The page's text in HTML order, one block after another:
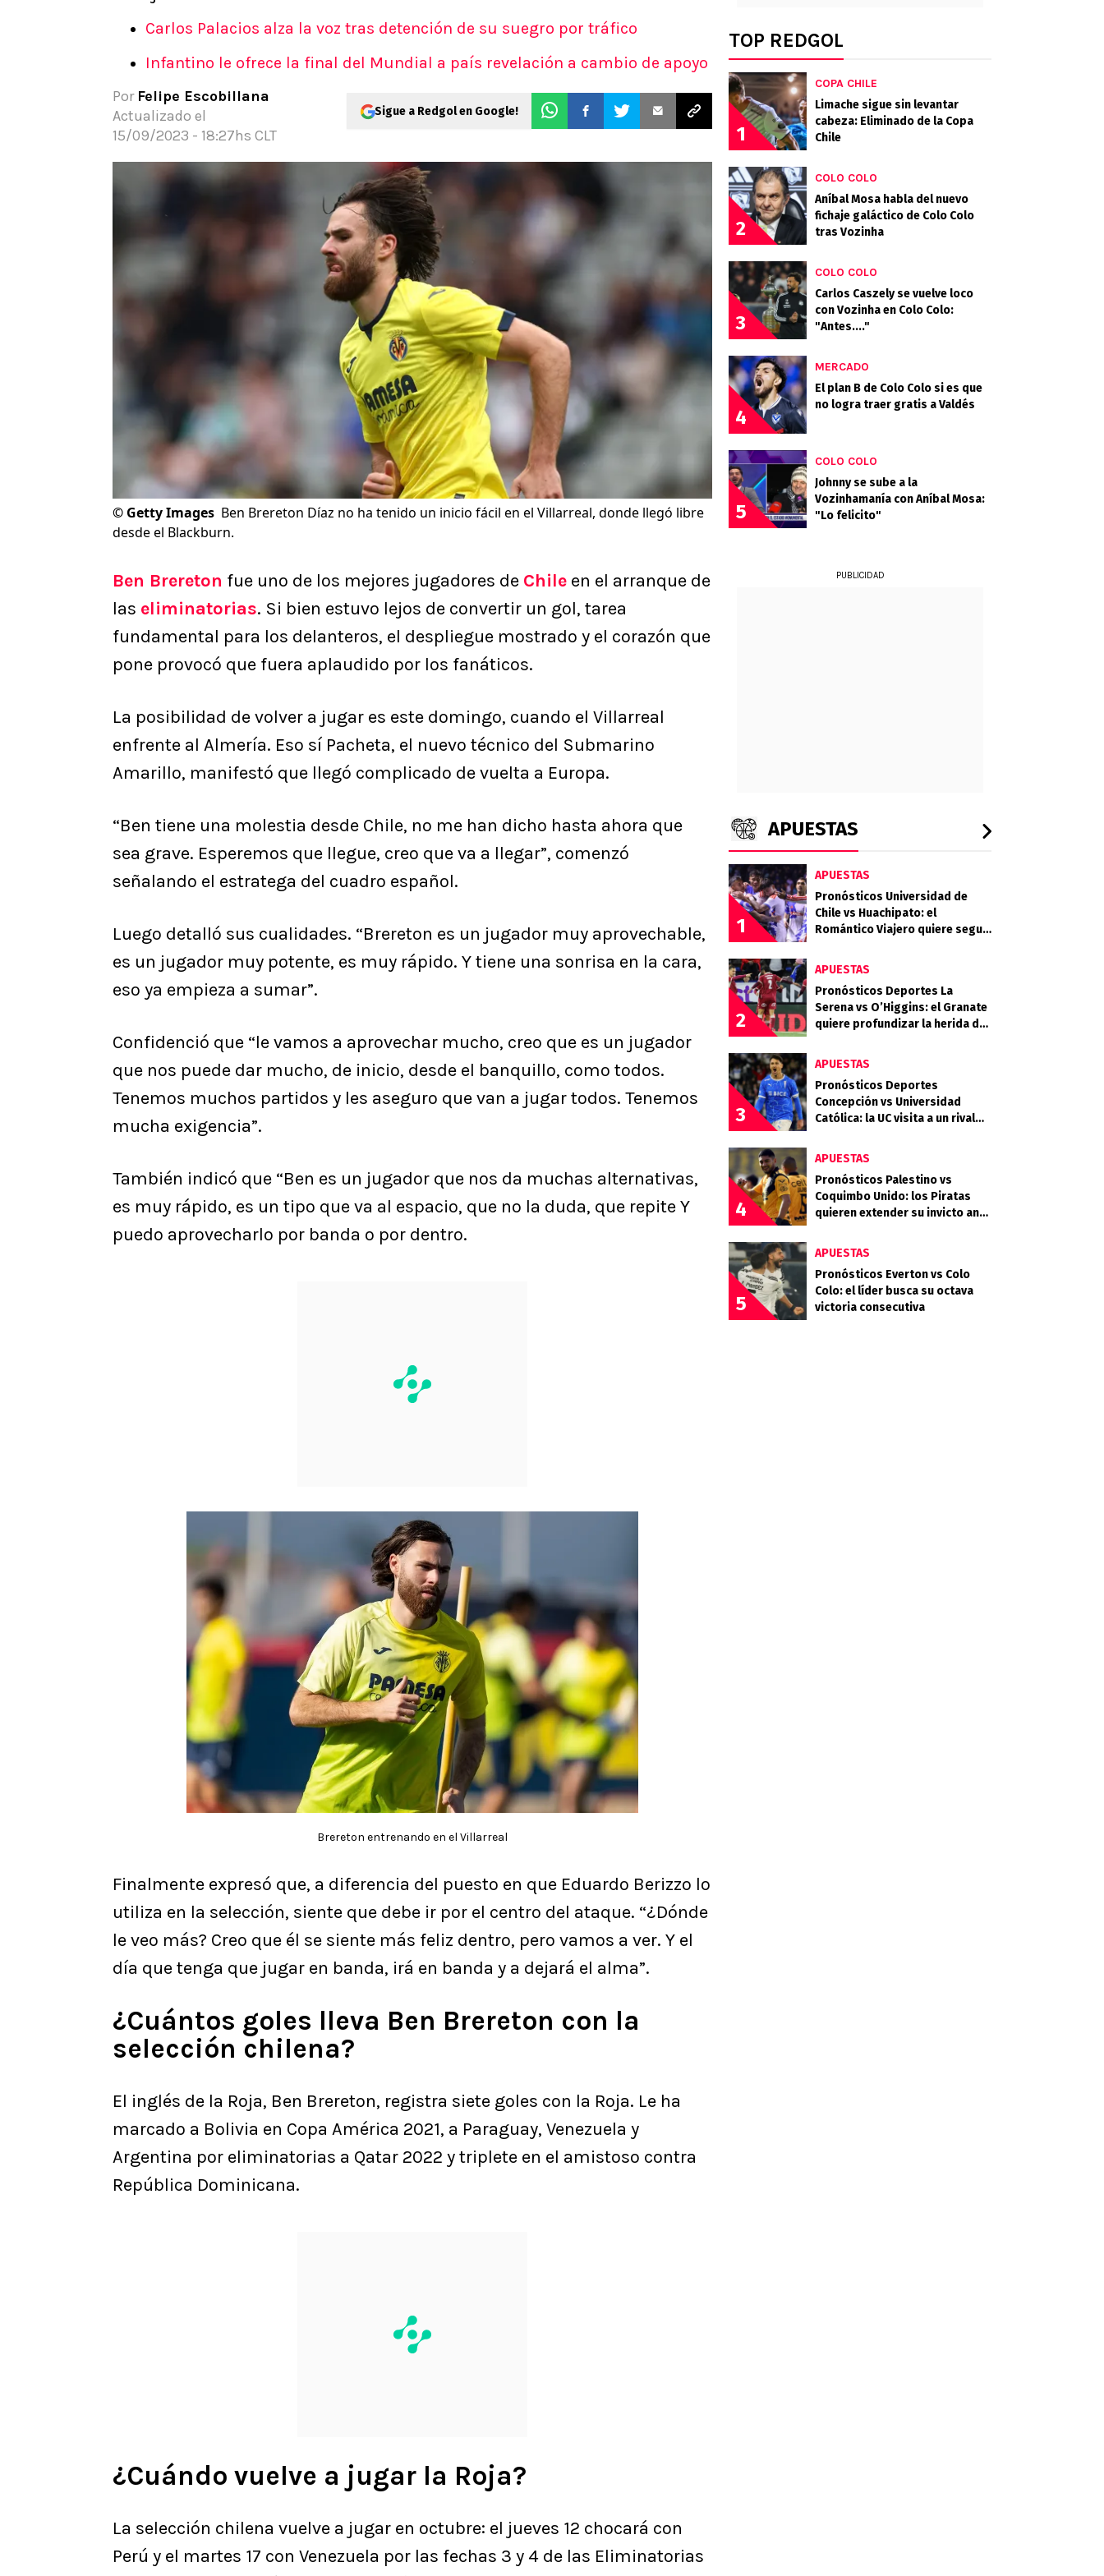
Pronósticos
Apuesta del día
Carlos Palacios alza la voz tras detención de su suegro por tráfico
Infantino le ofrece la final del Mundial a país revelación a cambio de apoyo
Por Felipe Escobillana
Actualizado el
15/09/2023 - 18:27hs CLT
Sigue a Redgol en Google!
© Getty Images Ben Brereton Díaz no ha tenido un inicio fácil en el Villarreal, donde llegó libre
desde el Blackburn.
Ben Brereton fue uno de los mejores jugadores de Chile en el arranque de
las eliminatorias. Si bien estuvo lejos de convertir un gol, tarea
fundamental para los delanteros, el despliegue mostrado y el corazón que
pone provocó que fuera aplaudido por los fanáticos.
La posibilidad de volver a jugar es este domingo, cuando el Villarreal
enfrente al Almería. Eso sí Pacheta, el nuevo técnico del Submarino
Amarillo, manifestó que llegó complicado de vuelta a Europa.
“Ben tiene una molestia desde Chile, no me han dicho hasta ahora que
sea grave. Esperemos que llegue, creo que va a llegar”, comenzó
señalando el estratega del cuadro español.
Luego detalló sus cualidades. “Brereton es un jugador muy aprovechable,
es un jugador muy potente, es muy rápido. Y tiene una sonrisa en la cara,
eso ya empieza a sumar”.
Confidenció que “le vamos a aprovechar mucho, creo que es un jugador
que nos puede dar mucho, de inicio, desde el banquillo, como todos.
Tenemos muchos partidos y les aseguro que van a jugar todos. Tenemos
mucha exigencia”.
También indicó que “Ben es un jugador que nos da muchas alternativas,
es muy rápido, es un tipo que va al espacio, que no la duda, que repite Y
puedo aprovecharlo por banda o por dentro.
Brereton entrenando en el Villarreal
Finalmente expresó que, a diferencia del puesto en que Eduardo Berizzo lo
utiliza en la selección, siente que debe ir por el centro del ataque. “¿Dónde
le veo más? Creo que él se siente más feliz dentro, pero vamos a ver. Y el
día que tenga que jugar en banda, irá en banda y a dejará el alma”.
¿Cuántos goles lleva Ben Brereton con la
selección chilena?
El inglés de la Roja, Ben Brereton, registra siete goles con la Roja. Le ha
marcado a Bolivia en Copa América 2021, a Paraguay, Venezuela y
Argentina por eliminatorias a Qatar 2022 y triplete en el amistoso contra
República Dominicana.
¿Cuándo vuelve a jugar la Roja?
La selección chilena vuelve a jugar en octubre: el jueves 12 chocará con
Perú y el martes 17 con Venezuela por las fechas 3 y 4 de las Eliminatorias
TOP REDGOL
1
COPA CHILE
Limache sigue sin levantar
cabeza: Eliminado de la Copa
Chile
2
COLO COLO
Aníbal Mosa habla del nuevo
fichaje galáctico de Colo Colo
tras Vozinha
3
COLO COLO
Carlos Caszely se vuelve loco
con Vozinha en Colo Colo:
"Antes...."
4
MERCADO
El plan B de Colo Colo si es que
no logra traer gratis a Valdés
5
COLO COLO
Johnny se sube a la
Vozinhamanía con Aníbal Mosa:
"Lo felicito"
PUBLICIDAD
APUESTAS
1
APUESTAS
Pronósticos Universidad de
Chile vs Huachipato: el
Romántico Viajero quiere seguir
2
APUESTAS
Pronósticos Deportes La
Serena vs O’Higgins: el Granate
quiere profundizar la herida del
3
APUESTAS
Pronósticos Deportes
Concepción vs Universidad
Católica: la UC visita a un rival
4
APUESTAS
Pronósticos Palestino vs
Coquimbo Unido: los Piratas
quieren extender su invicto ante
5
APUESTAS
Pronósticos Everton vs Colo
Colo: el líder busca su octava
victoria consecutiva